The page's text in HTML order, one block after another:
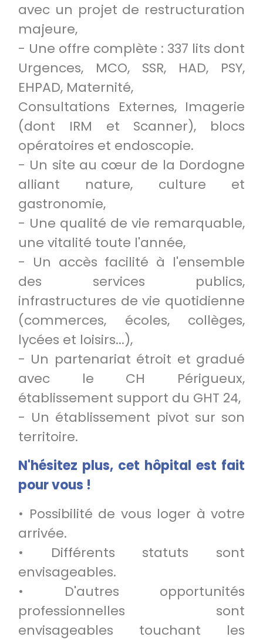
avec un projet de restructuration
majeure,
- Une offre complète : 337 lits dont
Urgences, MCO, SSR, HAD, PSY,
EHPAD, Maternité,
Consultations Externes, Imagerie
(dont IRM et Scanner), blocs
opératoires et endoscopie.
- Un site au cœur de la Dordogne
alliant nature, culture et
gastronomie,
- Une qualité de vie remarquable,
une vitalité toute l'année,
- Un accès facilité à l'ensemble
des services publics,
infrastructures de vie quotidienne
(commerces, écoles, collèges,
lycées et loisirs...),
- Un partenariat étroit et gradué
avec le CH Périgueux,
établissement support du GHT 24,
- Un établissement pivot sur son
territoire.
N'hésitez plus, cet hôpital est fait
pour vous !
• Possibilité de vous loger à votre
arrivée.
• Différents statuts sont
envisageables.
• D'autres opportunités
professionnelles sont
envisageables touchant les